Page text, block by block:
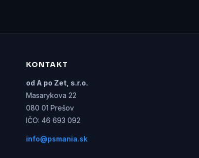
KONTAKT
od A po Zet, s.r.o.
Masarykova 22
080 01 Prešov
IČO: 46 693 092
info@psmania.sk